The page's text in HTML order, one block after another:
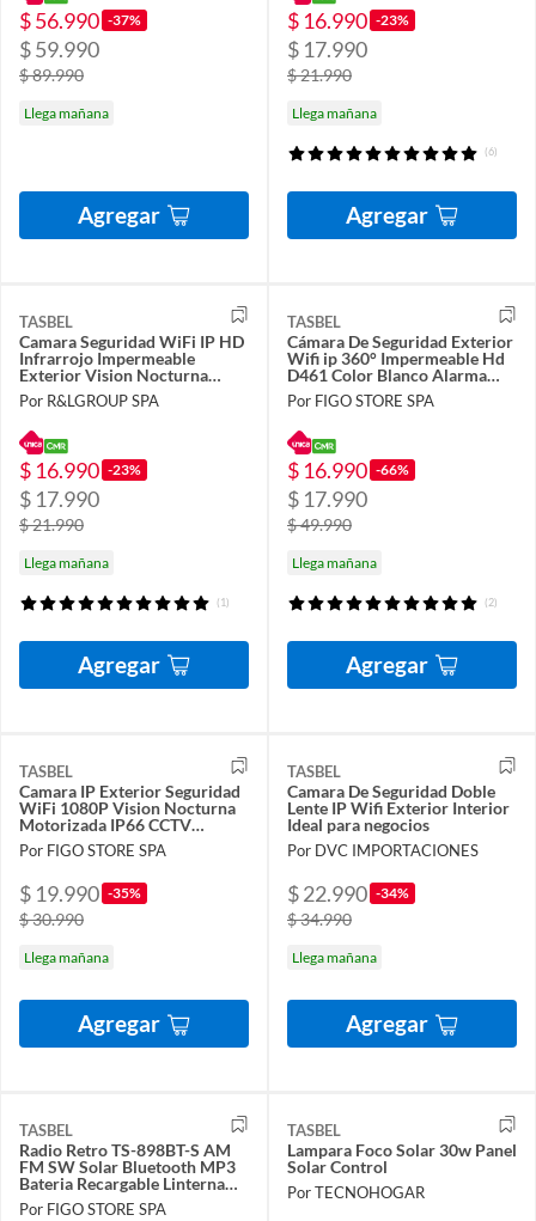
$ 56.990 -37%
$ 59.990
$ 89.990
Llega mañana
Agregar
$ 16.990 -23%
$ 17.990
$ 21.990
Llega mañana
(6)
Agregar
TASBEL
Camara Seguridad WiFi IP HD
Infrarrojo Impermeable
Exterior Vision Nocturna
Vigilancia Hogar
Por R&LGROUP SPA
$ 16.990 -23%
$ 17.990
$ 21.990
Llega mañana
(1)
Agregar
TASBEL
Cámara De Seguridad Exterior
Wifi ip 360° Impermeable Hd
D461 Color Blanco Alarma
Visión Nocturna
Por FIGO STORE SPA
$ 16.990 -66%
$ 17.990
$ 49.990
Llega mañana
(2)
Agregar
TASBEL
Camara IP Exterior Seguridad
WiFi 1080P Vision Nocturna
Motorizada IP66 CCTV
YOOSEE
Por FIGO STORE SPA
$ 19.990 -35%
$ 30.990
Llega mañana
Agregar
TASBEL
Camara De Seguridad Doble
Lente IP Wifi Exterior Interior
Ideal para negocios
Por DVC IMPORTACIONES
$ 22.990 -34%
$ 34.990
Llega mañana
Agregar
TASBEL
Radio Retro TS-898BT-S AM
FM SW Solar Bluetooth MP3
Bateria Recargable Linterna
Portatil
Por FIGO STORE SPA
TASBEL
Lampara Foco Solar 30w Panel
Solar Control
Por TECNOHOGAR